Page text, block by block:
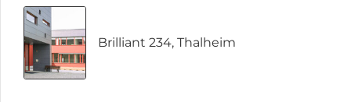
Brilliant 234, Thalheim